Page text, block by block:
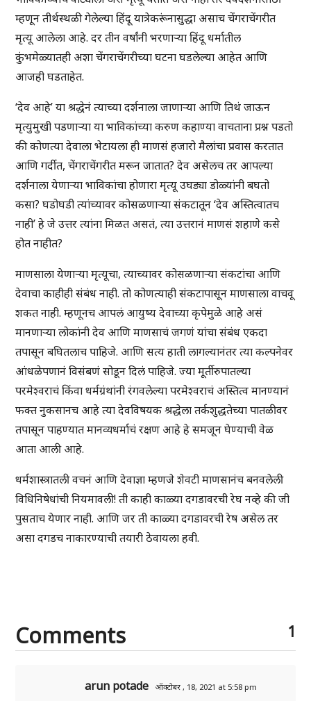
म्हणून तीर्थस्थळी गेलेल्या हिंदू यात्रेकरूंनासुद्धा असाच चेंगराचेंगरीत
मृत्यू आलेला आहे. दर तीन वर्षांनी भरणाऱ्या हिंदू धर्मातील
कुंभमेळ्यातही अशा चेंगराचेंगरीच्या घटना घडलेल्या आहेत आणि
आजही घडताहेत.
‘देव आहे’ या श्रद्धेनं त्याच्या दर्शनाला जाणाऱ्या आणि तिथं जाऊन
मृत्युमुखी पडणाऱ्या या भाविकांच्या करुण कहाण्या वाचताना प्रश्न पडतो
की कोणत्या देवाला भेटायला ही माणसं हजारो मैलांचा प्रवास करतात
आणि गर्दीत, चेंगराचेंगरीत मरून जातात? देव असेलच तर आपल्या
दर्शनाला येणाऱ्या भाविकांचा होणारा मृत्यू उघड्या डोळ्यांनी बघतो
कसा? घडोघडी त्यांच्यावर कोसळणाऱ्या संकटातून ‘देव अस्तित्वातच
नाही’ हे जे उत्तर त्यांना मिळत असतं, त्या उत्तरानं माणसं शहाणे कसे
होत नाहीत?
माणसाला येणाऱ्या मृत्यूचा, त्याच्यावर कोसळणाऱ्या संकटांचा आणि
देवाचा काहीही संबंध नाही. तो कोणत्याही संकटापासून माणसाला वाचवू
शकत नाही. म्हणूनच आपलं आयुष्य देवाच्या कृपेमुळे आहे असं
मानणाऱ्या लोकांनी देव आणि माणसाचं जगणं यांचा संबंध एकदा
तपासून बघितलाच पाहिजे. आणि सत्य हाती लागल्यानंतर त्या कल्पनेवर
आंधळेपणानं विसंबणं सोडून दिलं पाहिजे. ज्या मूर्तीरुपातल्या
परमेश्वराचं किंवा धर्मग्रंथांनी रंगवलेल्या परमेश्वराचं अस्तित्व मानण्यानं
फक्त नुकसानच आहे त्या देवविषयक श्रद्धेला तर्कशुद्धतेच्या पातळीवर
तपासून पाहण्यात मानव्यधर्माचं रक्षण आहे हे समजून घेण्याची वेळ
आता आली आहे.
धर्मशास्त्रातली वचनं आणि देवाज्ञा म्हणजे शेवटी माणसानंच बनवलेली
विधिनिषेधांची नियमावली! ती काही काळ्या दगडावरची रेघ नव्हे की जी
पुसताच येणार नाही. आणि जर ती काळ्या दगडावरची रेष असेल तर
असा दगडच नाकारण्याची तयारी ठेवायला हवी.
Comments 1
arun potade ऑक्टोबर , 18, 2021 at 5:58 pm